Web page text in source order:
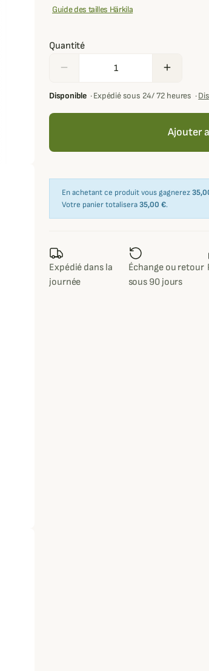
Guide des tailles Härkila
Quantité
remove add
Disponible ·Expédié sous 24/ 72 heures ·
Ajouter
En achetant ce produit vous gagnerez
Votre panier totalisera35,00 €.
Expédié dans la
journée
Échange ou retour
sous 90 jours